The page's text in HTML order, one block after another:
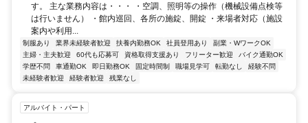
す。 主な業務内容は・・・ ・空調、照明等の操作（機械設備点検等
は行いません） ・館内巡回、各所の施錠、開錠 ・来場者対応（施設
案内や利用...
制服あり 業界未経験者歓迎 扶養内勤務OK 社員登用あり
副業・WワークOK
主婦・主夫歓迎
60代も応募可 資格取得支援あり フリーター歓迎
バイク通勤OK
学歴不問
車通勤OK 即日勤務OK 固定時間制 職場見学可 転勤なし
経験不問
未経験者歓迎
経験者歓迎 残業なし
アルバイト・パート